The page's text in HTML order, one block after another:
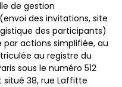
de gestion
des invitations, site
des participants)
par actions simplifiée, au
au registre du
sous le numéro 512
situé 38, rue Laffitte